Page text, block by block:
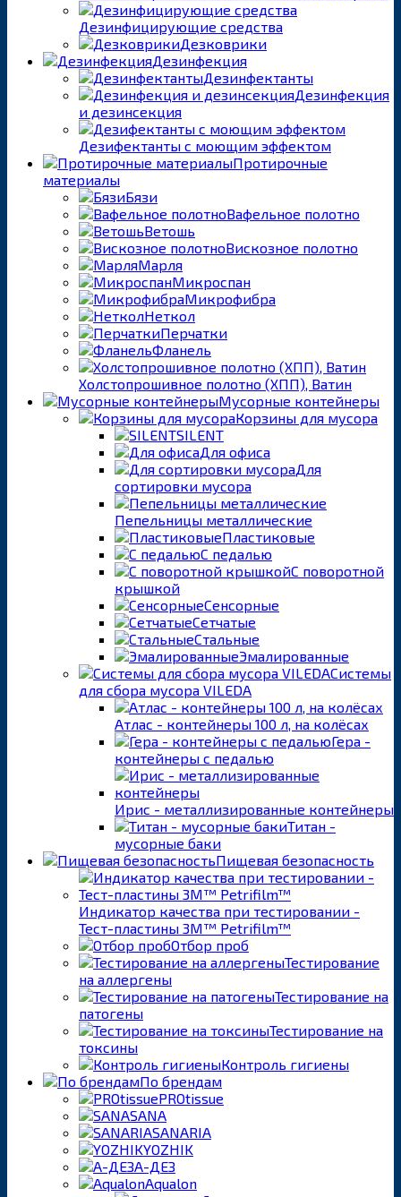
Дезинфицирующие средства
Дезковрики
Дезинфекция
Дезинфектанты
Дезинфекция
и дезинсекция
Дезифектанты с моющим эффектом
Протирочные
материалы
Бязи
Вафельное полотно
Ветошь
Вискозное полотно
Марля
Микроспан
Микрофибра
Неткол
Перчатки
Фланель
Холстопрошивное полотно (ХПП), Ватин
Мусорные контейнеры
Корзины для мусора
SILENT
Для офиса
Для
сортировки мусора
Пепельницы металлические
Пластиковые
С педалью
С поворотной
крышкой
Сенсорные
Сетчатые
Стальные
Эмалированные
Системы
для сбора мусора VILEDA
Атлас - контейнеры 100 л, на колёсах
Гера -
контейнеры с педалью
Ирис - металлизированные контейнеры
Титан -
мусорные баки
Пищевая безопасность
Индикатор качества при тестировании -
Тест-пластины 3M™ Petrifilm™
Отбор проб
Тестирование
на аллергены
Тестирование на
патогены
Тестирование на
токсины
Контроль гигиены
По брендам
PROtissue
SANA
SANARIA
YOZHIK
А-ДЕЗ
Aqualon